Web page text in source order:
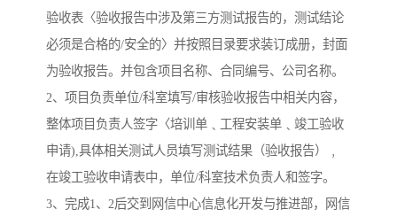
验收表〈验收报告中涉及第三方测试报告的，测试结论
必须是合格的/安全的〉并按照目录要求装订成册，封面
为验收报告。并包含项目名称、合同编号、公司名称。
2、项目负责单位/科室填写/审核验收报告中相关内容，
整体项目负责人签字〈培训单﹑工程安装单﹑竣工验收
申请),具体相关测试人员填写测试结果（验收报告）﹐
在竣工验收申请表中，单位/科室技术负责人和签字。
3、完成1、2后交到网信中心信息化开发与推进部，网信